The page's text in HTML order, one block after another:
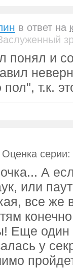
в ответ на
понял и
пол", т.к.
Оценка серии:
А
или
все же
Еще
у